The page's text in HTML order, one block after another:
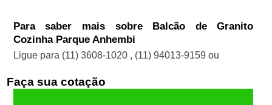
Para saber mais sobre Balcão de Granito
Cozinha Parque Anhembi
Ligue para (11) 3608-1020 , (11) 94013-9159 ou
Faça sua cotação